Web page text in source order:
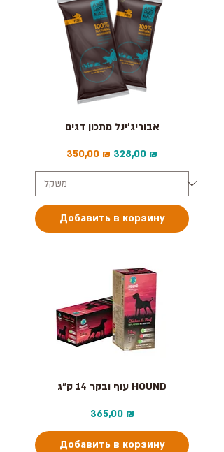
אבוריג'ינל מתכון דגים
Обычная цена
350,00 ₪ Цена со скидкой
328,00 ₪
Добавить в корзину
עוף ובקר 14 ק"ג HOUND
Цена
365,00 ₪
Добавить в корзину